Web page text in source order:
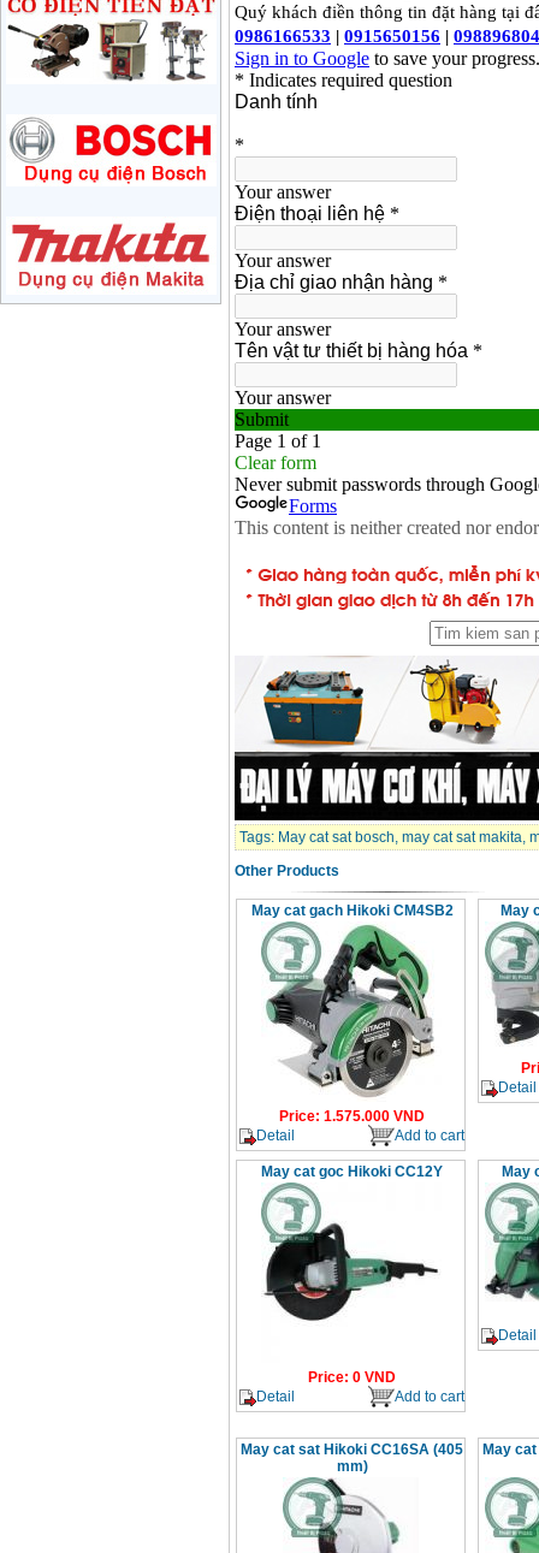
May mai 180mm
Bosch GWS 2200-180
(2000W)
Price:3438000VND
Makita 9558HN
(840W)
Price:1587000VND
GA4040 ( 100mm)
Price:2043000VND
Tags: May cat sat bosch, may cat sat makita,
Other Products
May cat gach Hikoki CM4SB2
Price: 1.575.000 VND
Detail
Add to cart
May
Detail
May cat goc Hikoki CC12Y
Price: 0 VND
Detail
Add to cart
May
Detail
May cat sat Hikoki CC16SA (405
mm)
May